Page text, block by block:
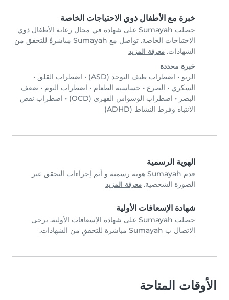
خبرة مع الأطفال ذوي الاحتياجات الخاصة
حصلت Sumayah على شهادة في مجال رعاية الأطفال ذوي
الاحتياجات الخاصة. تواصل مع Sumayah مباشرةً للتحقق من
الشهادات. معرفة المزيد
خبرة محددة
الربو • اضطراب طيف التوحد (ASD) • اضطراب القلق •
السكري • الصرع • حساسية الطعام • اضطراب النوم • ضعف
البصر • اضطراب الوسواس القهري (OCD) • اضطراب نقص
الانتباه وفرط النشاط (ADHD)
الهوية الرسمية
قدم Sumayah هوية رسمية و أتم إجراءات التحقق عبر
الصورة الشخصية. معرفة المزيد
شهادة الإسعافات الأولية
حصلت Sumayah على شهادة الإسعافات الأولية. يرجى
الاتصال ب Sumayah مباشرة للتحققِ من الشهادات.
الأوقات المتاحة